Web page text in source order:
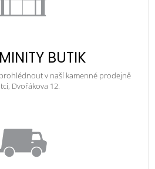
BUTIK
v naší kamenné prodejně
Dvořákova 12.